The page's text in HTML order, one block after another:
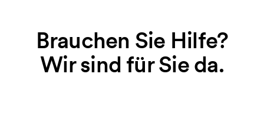
Brauchen Sie Hilfe?
Wir sind für Sie da.